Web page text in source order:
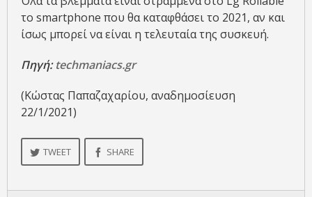
το smartphone που θα καταφθάσει το 2021, αν και
ίσως μπορεί να είναι η τελευταία της συσκευή.
Πηγή:techmaniacs.gr
(Κώστας Παπαζαχαρίου, αναδημοσίευση
22/1/2021)
TWEET SHARE